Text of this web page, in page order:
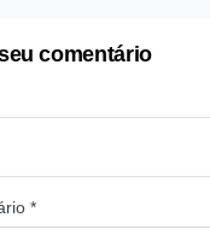
comentário
*